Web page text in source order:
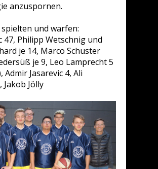
anzuspornen.
spielten und warfen:
47, Philipp Wetschnig und
je 14, Marco Schuster
je 9, Leo Lamprecht 5
Admir Jasarevic 4, Ali
Jakob Jölly